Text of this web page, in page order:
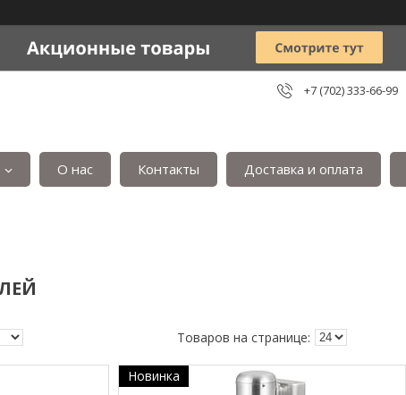
+7 (702) 333-66-99
О нас Контакты Доставка и оплата
Новинка